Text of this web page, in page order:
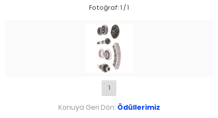
Fotoğraf: 1 / 1
1
Konuya Geri Dön: Ödüllerimiz